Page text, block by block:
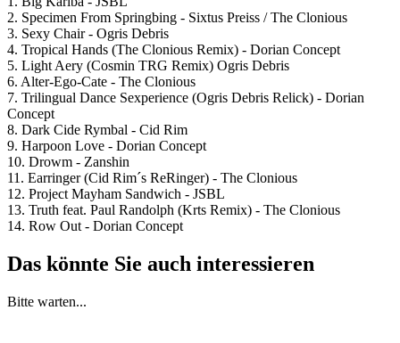
2. Specimen From Springbing - Sixtus Preiss / The Clonious
3. Sexy Chair - Ogris Debris
4. Tropical Hands (The Clonious Remix) - Dorian Concept
5. Light Aery (Cosmin TRG Remix) Ogris Debris
6. Alter-Ego-Cate - The Clonious
7. Trilingual Dance Sexperience (Ogris Debris Relick) - Dorian
Concept
8. Dark Cide Rymbal - Cid Rim
9. Harpoon Love - Dorian Concept
10. Drowm - Zanshin
11. Earringer (Cid Rim´s ReRinger) - The Clonious
12. Project Mayham Sandwich - JSBL
13. Truth feat. Paul Randolph (Krts Remix) - The Clonious
14. Row Out - Dorian Concept
Das könnte Sie auch interessieren
Bitte warten...